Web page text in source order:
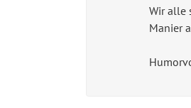
Wir alle
Manier